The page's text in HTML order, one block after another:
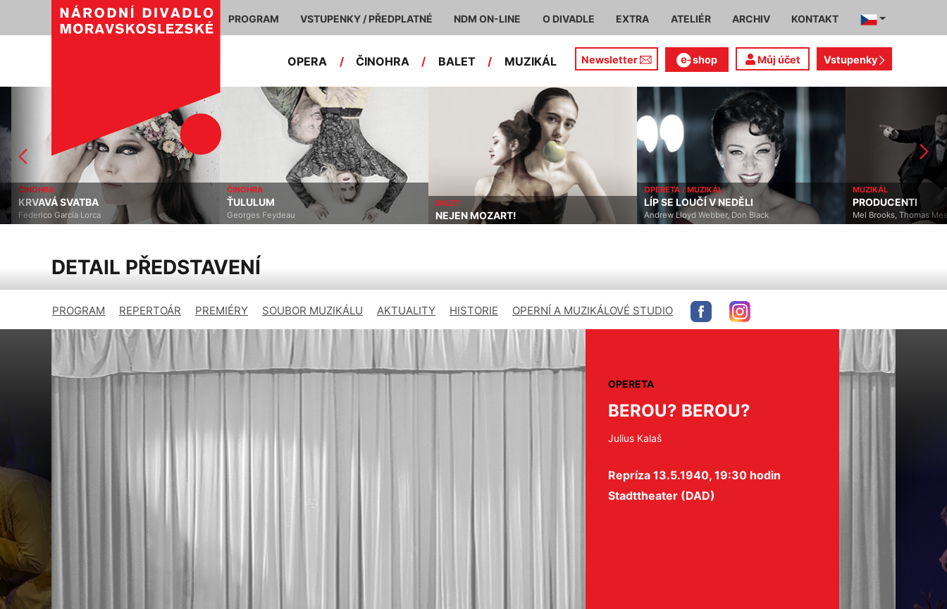
PROGRAM VSTUPENKY / PŘEDPLATNÉ NDM ON-LINE O DIVADLE EXTRA ATELIÉR ARCHIV KONTAKT
OPERA / ČINOHRA / BALET / MUZIKÁL Newsletter shop Můj účet Vstupenky
ČINOHRA
KRVAVÁ SVATBA
Federico García Lorca
ČINOHRA
ŤULULUM
Georges Feydeau
BALET
NEJEN MOZART!
OPERETA / MUZIKÁL
LÍP SE LOUČÍ V NEDĚLI
Andrew Lloyd Webber, Don Black
MUZIKÁL
PRODUCENTI
Mel Brooks, Thomas
DETAIL PŘEDSTAVENÍ
PROGRAM REPERTOÁR PREMIÉRY SOUBOR MUZIKÁLU AKTUALITY HISTORIE OPERNÍ A MUZIKÁLOVÉ STUDIO
OPERETA
BEROU? BEROU?
Julius Kalaš
Repríza 13.5.1940, 19:30 hodin
Stadttheater (DAD)